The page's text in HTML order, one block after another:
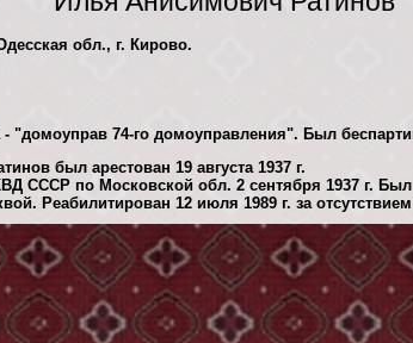
обл., г. Кирово.
- "домоуправ 74-го домоуправления". Был
был арестован 19 августа 1937 г.
СССР по Московской обл. 2 сентября 1937 г. Был
Реабилитирован 12 июля 1989 г. за